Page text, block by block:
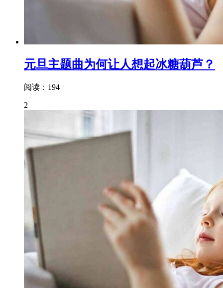
元旦主题曲为何让人想起冰糖葫芦？
阅读：194
2